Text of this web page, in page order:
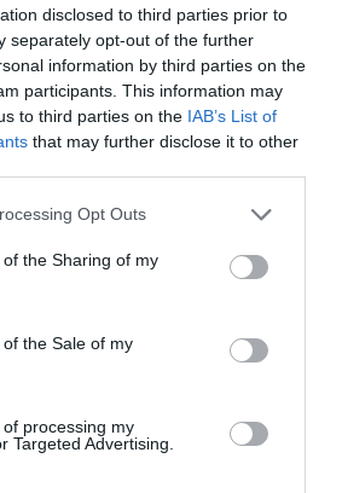
disclosed to third parties prior to
separately opt-out of the further
information by third parties on the
participants. This information may
to third parties on the IAB’s List of
that may further disclose it to other
app uses one or more Google
or usage behaviour. You may click to
to Google and its third-party tags to
specified purposes in below Google
Opt Outs
the Sharing of my
the Sale of my
processing my
Targeted Advertising.
privát médiaszoba; 24 órás
szolgálat; valamint
– mindez Budapest
kerületében, pár percre a
emellett a Marriott
biztosít világszerte.